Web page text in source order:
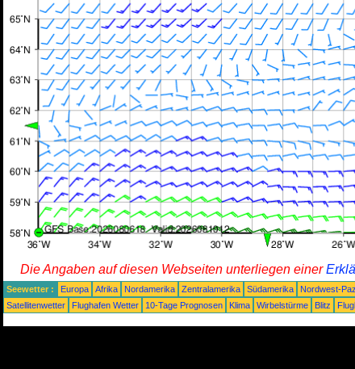
Die Angaben auf diesen Webseiten unterliegen einer
Seewetter : Europa Afrika Nordamerika Zentralamerika Südamerika Nordwest-
Satellitenwetter
Flughafen Wetter 10-Tage Prognosen Klima Wirbelstürme Blitz